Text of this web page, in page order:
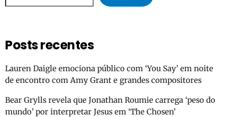
Posts recentes
Lauren Daigle emociona público com ‘You Say’ em noite
de encontro com Amy Grant e grandes compositores
Bear Grylls revela que Jonathan Roumie carrega ‘peso do
mundo’ por interpretar Jesus em ‘The Chosen’